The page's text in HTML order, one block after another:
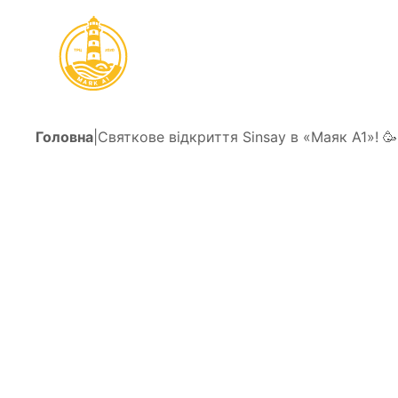
Головна Святкове відкриття Sinsay в «Маяк А1»! 🥳